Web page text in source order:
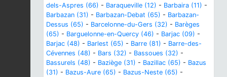
dels-Aspres (66) - Baraqueville (12) - Barbaira (11) -
Barbazan (31) - Barbazan-Debat (65) - Barbazan-
Dessus (65) - Barcelonne-du-Gers (32) - Barèges
(65) - Barguelonne-en-Quercy (46) - Barjac (09) -
Barjac (48) - Barlest (65) - Barre (81) - Barre-des-
Cévennes (48) - Bars (32) - Bassoues (32) -
Bassurels (48) - Baziège (31) - Bazillac (65) - Bazus
(31) - Bazus-Aure (65) - Bazus-Neste (65) -